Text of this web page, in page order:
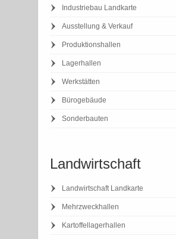
Industriebau Landkarte
Ausstellung & Verkauf
Produktionshallen
Lagerhallen
Werkstätten
Bürogebäude
Sonderbauten
Landwirtschaft
Landwirtschaft Landkarte
Mehrzweckhallen
Kartoffellagerhallen